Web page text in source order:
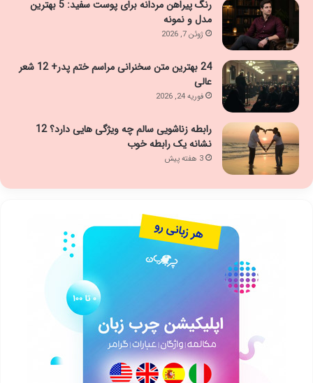
رنگ پیراهن مردانه برای پوست سفید: 5 بهترین
مدل و نمونه
ژوئن 7, 2026
24 بهترین متن سخنرانی مراسم ختم پدر+ 12 شعر
عالی
فوریه 24, 2026
رابطه زناشویی سالم چه ویژگی هایی دارد؟ 12
نشانه یک رابطه خوب
3 هفته پیش